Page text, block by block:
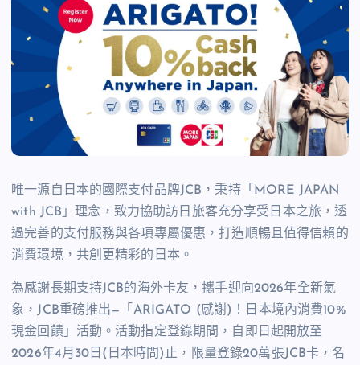
唯一源自日本的國際支付品牌JCB，秉持「MORE JAPAN
with JCB」理念，致力協助訪日旅客充分享受日本之旅，透
過完善的支付服務與各項專屬優惠，打造順暢且值得信賴的
消費環境，共創更精彩的日本。
為感謝長期支持JCB的海外卡友，攜手迎向2026年全新氣
象，JCB重磅推出—「ARIGATO (感謝)！日本境內消費10%
現金回饋」活動。活動指定登錄期間，自即日起開放至
2026年4月30日(日本時間)止，限量登錄20萬張JCB卡，名